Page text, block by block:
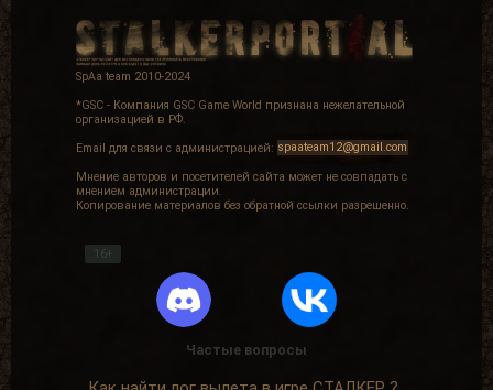
SpAa team 2010-2024
*GSC - Компания GSC Game World признана нежелательной
организацией в РФ.
Email для связи с администрацией: spaateam12@gmail.com
Мнение авторов и посетителей сайта может не совпадать с
мнением администрации.
Копирование материалов без обратной ссылки разрешенно.
16+
Частые вопросы